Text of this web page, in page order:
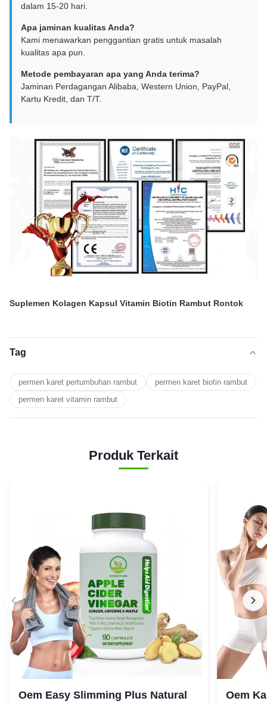
dalam 15-20 hari.
Apa jaminan kualitas Anda?
Kami menawarkan penggantian gratis untuk masalah
kualitas apa pun.
Metode pembayaran apa yang Anda terima?
Jaminan Perdagangan Alibaba, Western Union, PayPal,
Kartu Kredit, dan T/T.
Suplemen Kolagen Kapsul Vitamin Biotin Rambut Rontok
Tag
permen karet pertumbuhan rambut
permen karet biotin rambut
permen karet vitamin rambut
Produk Terkait
Oem Easy Slimming Plus Natural
Oem